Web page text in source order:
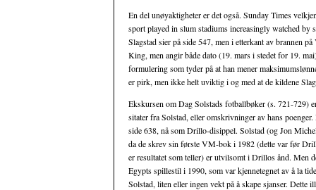
En del unøyaktigheter er det også. Sunday Times
sport played in slum stadiums increasingly watched
Slagstad sier på side 547, men i etterkant av brannen
King, men angir både dato (19. mars i stedet for 19.
formulering som tyder på at han mener
er pirk, men ikke helt uviktig i og med at de kildene
Ekskursen om Dag Solstads fotballbøker (s. 721-729)
sitater fra Solstad, eller omskrivninger av hans
side 638, nå som Drillo-disippel. Solstad (og Jon
da de skrev sin første VM-bok i 1982 (dette var før
er resultatet som teller) er utvilsomt i Drillos ånd. Men
Egypts spillestil i 1990, som var kjennetegnet av å la
Solstad, liten eller ingen vekt på å skape sjanser.